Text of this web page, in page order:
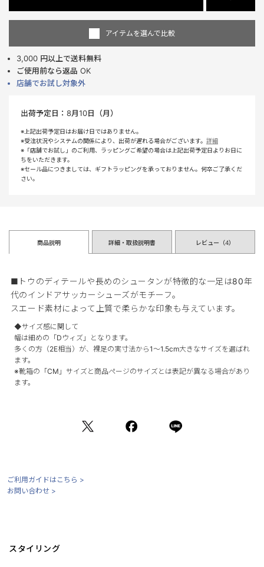
アイテムを選んで比較
3,000 円以上で送料無料
ご使用前なら返品 OK
店舗でお試し対象外
出荷予定日： 8月10日（月）
※上記出荷予定日はお届け日ではありません。
※受注状況やシステムの関係により、出荷が遅れる場合がございます。 詳細
※「店舗でお試し」のご利用、ラッピングご希望の場合は上記出荷予定日よりお日に
ちをいただきます。
※セール品につきましては、ギフトラッピングを承っておりません。何卒ご了承くだ
さい。
商品説明 詳細・取扱説明書 レビュー（4）
■トウのディテールや長めのシュータンが特徴的な一足は80年
代のインドアサッカーシューズがモチーフ。
スエード素材によって上質で柔らかな印象も与えています。
◆サイズ感に関して
幅は細めの「Dウィズ」となります。
多くの方（2E相当）が、裸足の実寸法から1～1.5cm大きなサイズを選ばれ
ます。
※靴箱の「CM」サイズと商品ページのサイズとは表記が異なる場合があり
ます。
ご利用ガイドはこちら >
お問い合わせ >
スタイリング